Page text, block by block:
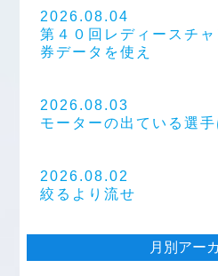
2026.08.04
第４０回レディースチ
券データを使え
2026.08.03
モーターの出ている選
2026.08.02
絞るより流せ
月別アー